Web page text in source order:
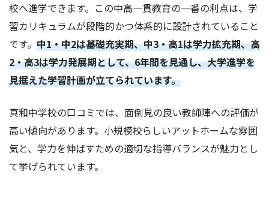
校へ進学できます。この中高一貫教育の一番の利点は、学
習カリキュラムが段階的かつ体系的に設計されていること
です。 中1・中2は基礎充実期、中3・高1は学力拡充期、高
2・高3は学力発展期として、6年間を見通し、大学進学を
見据えた学習計画が立てられています。
真和中学校の口コミでは、面倒見の良い教師陣への評価が
高い傾向があります。小規模校らしいアットホームな雰囲
気と、学力を伸ばすための適切な指導バランスが魅力とし
て挙げられています。